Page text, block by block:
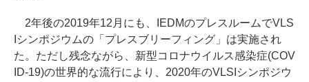
2年後の2019年12月にも、IEDMのプレスルームでVLS
Iシンポジウムの「プレスブリーフィング」は実施され
た。ただし残念ながら、新型コロナウイルス感染症(COV
ID-19)の世界的な流行により、2020年のVLSIシンポジウ